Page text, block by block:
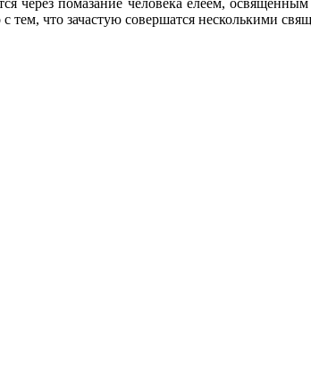
что зачастую совершатся несколькими